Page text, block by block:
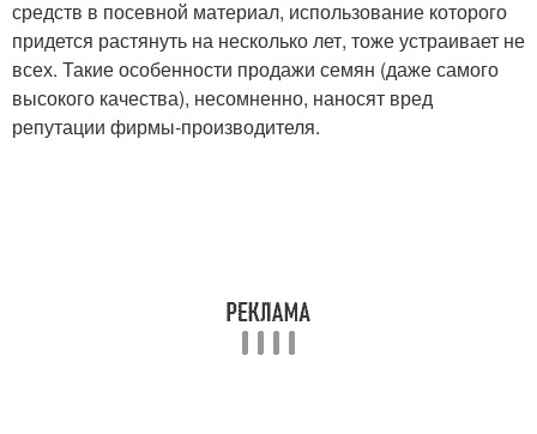
средств в посевной материал, использование которого
придется растянуть на несколько лет, тоже устраивает не
всех. Такие особенности продажи семян (даже самого
высокого качества), несомненно, наносят вред
репутации фирмы-производителя.